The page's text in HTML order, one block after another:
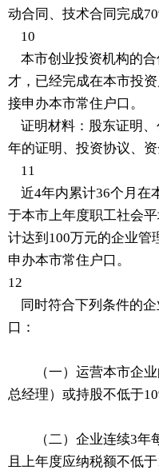
动合同、技术合同完成
10
本市创业投资机构的合
才，已经完成在本市投
接申办本市常住户口。
证明材料：股东证明、
年的证明、投资协议、资
11
近4年内累计36个月在
于本市上年度职工社会
计达到100万元的企业管
申办本市常住户口。
12
同时符合下列条件的企
口：
（一）运营本市企业
总经理）或持股不低于
（二）企业连续3年每
且上年度应纳税额不低